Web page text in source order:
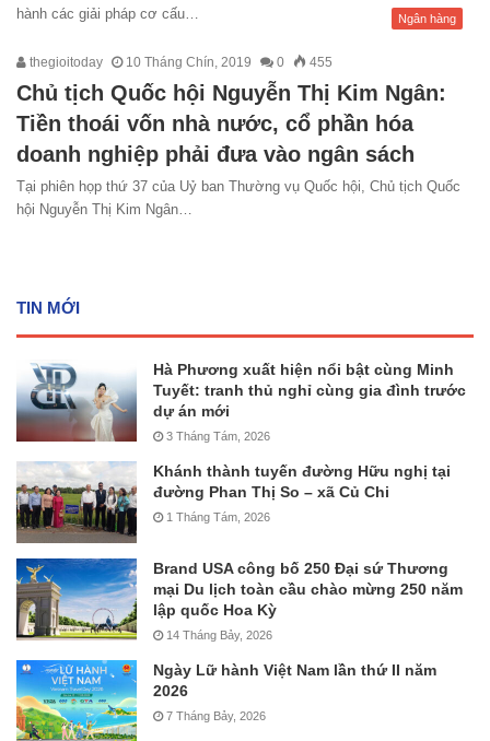
hành các giải pháp cơ cấu…
Ngân hàng
thegioitoday 10 Tháng Chín, 2019 0 455
Chủ tịch Quốc hội Nguyễn Thị Kim Ngân:
Tiền thoái vốn nhà nước, cổ phần hóa
doanh nghiệp phải đưa vào ngân sách
Tại phiên họp thứ 37 của Uỷ ban Thường vụ Quốc hội, Chủ tịch Quốc
hội Nguyễn Thị Kim Ngân…
TIN MỚI
Hà Phương xuất hiện nổi bật cùng Minh
Tuyết: tranh thủ nghỉ cùng gia đình trước
dự án mới
3 Tháng Tám, 2026
Khánh thành tuyến đường Hữu nghị tại
đường Phan Thị So – xã Củ Chi
1 Tháng Tám, 2026
Brand USA công bố 250 Đại sứ Thương
mại Du lịch toàn cầu chào mừng 250 năm
lập quốc Hoa Kỳ
14 Tháng Bảy, 2026
Ngày Lữ hành Việt Nam lần thứ II năm
2026
7 Tháng Bảy, 2026